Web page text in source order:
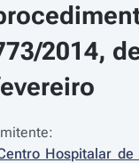
2014,
Hospitalar